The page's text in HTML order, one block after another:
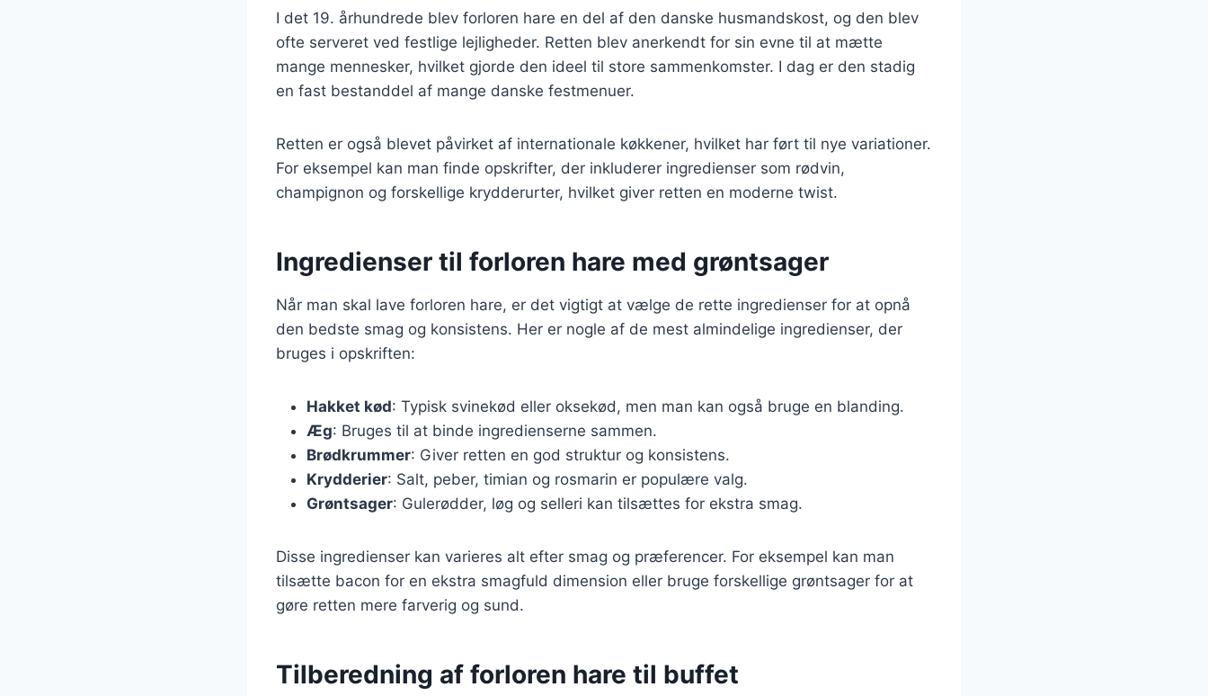
I det 19. århundrede blev forloren hare en del af den danske husmandskost, og den blev
ofte serveret ved festlige lejligheder. Retten blev anerkendt for sin evne til at mætte
mange mennesker, hvilket gjorde den ideel til store sammenkomster. I dag er den stadig
en fast bestanddel af mange danske festmenuer.
Retten er også blevet påvirket af internationale køkkener, hvilket har ført til nye variationer.
For eksempel kan man finde opskrifter, der inkluderer ingredienser som rødvin,
champignon og forskellige krydderurter, hvilket giver retten en moderne twist.
Ingredienser til forloren hare med grøntsager
Når man skal lave forloren hare, er det vigtigt at vælge de rette ingredienser for at opnå
den bedste smag og konsistens. Her er nogle af de mest almindelige ingredienser, der
bruges i opskriften:
Hakket kød: Typisk svinekød eller oksekød, men man kan også bruge en blanding.
Æg: Bruges til at binde ingredienserne sammen.
Brødkrummer: Giver retten en god struktur og konsistens.
Krydderier: Salt, peber, timian og rosmarin er populære valg.
Grøntsager: Gulerødder, løg og selleri kan tilsættes for ekstra smag.
Disse ingredienser kan varieres alt efter smag og præferencer. For eksempel kan man
tilsætte bacon for en ekstra smagfuld dimension eller bruge forskellige grøntsager for at
gøre retten mere farverig og sund.
Tilberedning af forloren hare til buffet